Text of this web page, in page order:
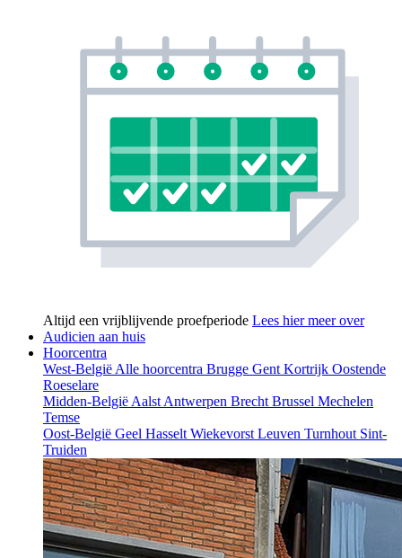
Altijd een vrijblijvende proefperiode Lees hier meer over
Audicien aan huis
Hoorcentra
West-België Alle hoorcentra Brugge Gent Kortrijk Oostende
Roeselare
Midden-België Aalst Antwerpen Brecht Brussel Mechelen
Temse
Oost-België Geel Hasselt Wiekevorst Leuven Turnhout Sint-
Truiden